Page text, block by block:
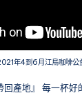
年4到6月江鳥咖啡公
回產地』 每一杯